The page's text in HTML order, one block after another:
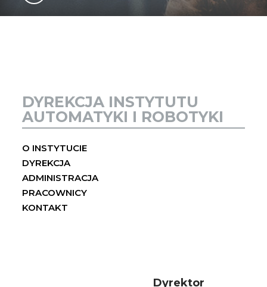
DYREKCJA INSTYTUTU
AUTOMATYKI I ROBOTYKI
O INSTYTUCIE
DYREKCJA
ADMINISTRACJA
PRACOWNICY
KONTAKT
Dyrektor